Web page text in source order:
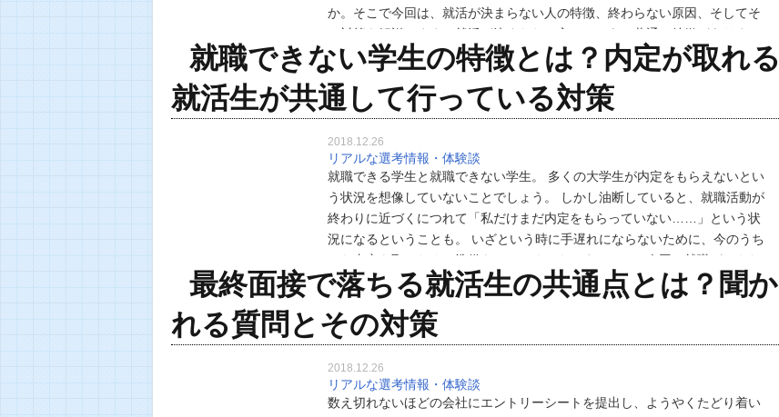
か。そこで今回は、就活が決まらない人の特徴、終わらない原因、そしてそ
の対策を解説します。就活が決まらない方には、ある共通の特徴がありまし
た。 今は内定を複数もらえる時代！ 学生にとって就職活動…
就職できない学生の特徴とは？内定が取れる
就活生が共通して行っている対策
2018.12.26
リアルな選考情報・体験談
就職できる学生と就職できない学生。 多くの大学生が内定をもらえないとい
う状況を想像していないことでしょう。 しかし油断していると、就職活動が
終わりに近づくにつれて「私だけまだ内定をもらっていない……」という状
況になるということも。 いざという時に手遅れにならないために、今のうち
から内定を取るための準備をしておくべきです。そこで今回は就職ができな
い学生の特徴と、内定が取れる就活生が共通して行なってい…
最終面接で落ちる就活生の共通点とは？聞か
れる質問とその対策
2018.12.26
リアルな選考情報・体験談
数え切れないほどの会社にエントリーシートを提出し、ようやくたどり着い